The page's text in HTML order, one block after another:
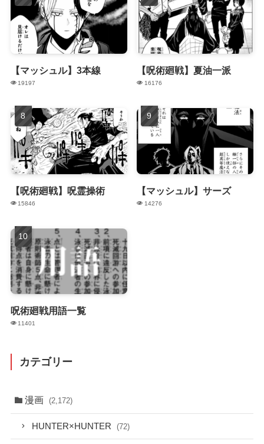
【マッシュル】3本線
19197
【呪術廻戦】夏油一派
16176
【呪術廻戦】呪霊操術
15846
【マッシュル】サーズ
14276
呪術廻戦用語一覧
11401
カテゴリー
漫画 (2,172)
HUNTER×HUNTER (72)